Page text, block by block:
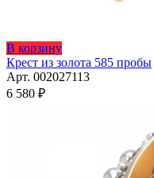
В корзину
Крест из золота 585 пробы
Арт. 002027113
6 580 ₽